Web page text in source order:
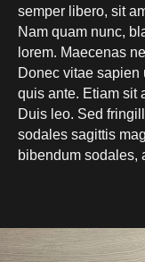
semper libero, sit
Nam quam nunc,
lorem. Maecenas
Donec vitae
quis ante. Etiam sit
Duis leo. Sed
sodales sagittis
bibendum sodales,